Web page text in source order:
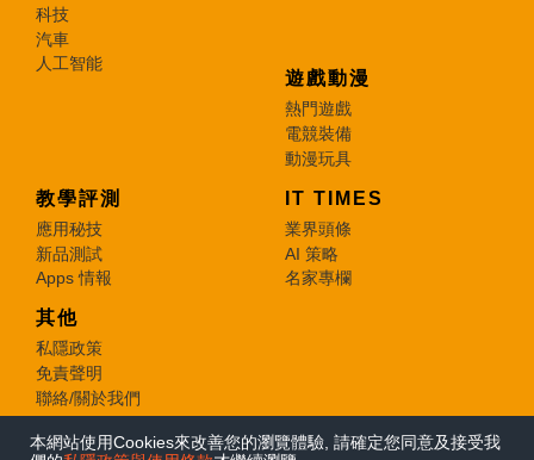
科技
汽車
人工智能
遊戲動漫
熱門遊戲
電競裝備
動漫玩具
教學評測
應用秘技
新品測試
Apps 情報
IT TIMES
業界頭條
AI 策略
名家專欄
其他
私隱政策
免責聲明
聯絡/關於我們
© 2026 e-zone. All Rights Reserved.
本網站使用Cookies來改善您的瀏覽體驗, 請確定您同意及接受我